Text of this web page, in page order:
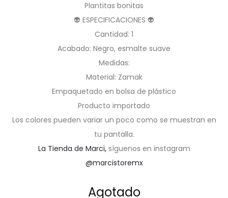
Plantitas bonitas
👽 ESPECIFICACIONES 👽
Cantidad: 1
Acabado: Negro, esmalte suave
Medidas:
Material: Zamak
Empaquetado en bolsa de plástico
Producto importado
Los colores pueden variar un poco como se muestran en
tu pantalla.
La Tienda de Marci, síguenos en instagram
@marcistoremx
Agotado